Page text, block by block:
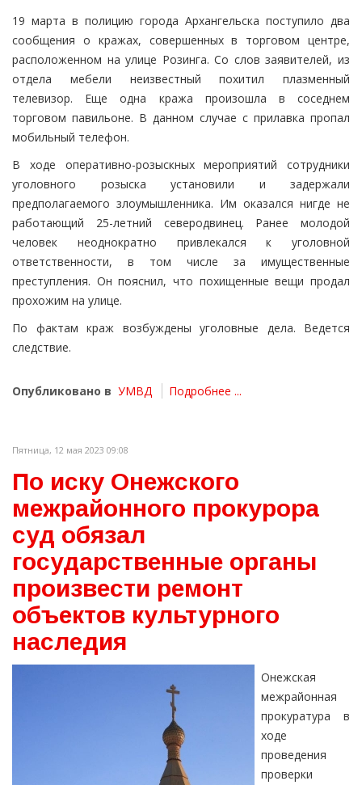
19 марта в полицию города Архангельска поступило два
сообщения о кражах, совершенных в торговом центре,
расположенном на улице Розинга. Со слов заявителей, из
отдела мебели неизвестный похитил плазменный
телевизор. Еще одна кража произошла в соседнем
торговом павильоне. В данном случае с прилавка пропал
мобильный телефон.
В ходе оперативно-розыскных мероприятий сотрудники
уголовного розыска установили и задержали
предполагаемого злоумышленника. Им оказался нигде не
работающий 25-летний северодвинец. Ранее молодой
человек неоднократно привлекался к уголовной
ответственности, в том числе за имущественные
преступления. Он пояснил, что похищенные вещи продал
прохожим на улице.
По фактам краж возбуждены уголовные дела. Ведется
следствие.
Опубликовано в УМВД Подробнее ...
Пятница, 12 мая 2023 09:08
По иску Онежского
межрайонного прокурора
суд обязал
государственные органы
произвести ремонт
объектов культурного
наследия
Онежская
межрайонная
прокуратура в
ходе
проведения
проверки